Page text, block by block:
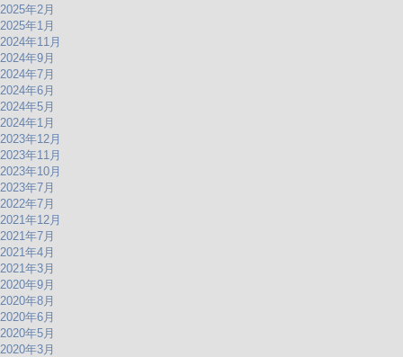
2025年2月
2025年1月
2024年11月
2024年9月
2024年7月
2024年6月
2024年5月
2024年1月
2023年12月
2023年11月
2023年10月
2023年7月
2022年7月
2021年12月
2021年7月
2021年4月
2021年3月
2020年9月
2020年8月
2020年6月
2020年5月
2020年3月